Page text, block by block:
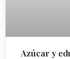
Azúcar y